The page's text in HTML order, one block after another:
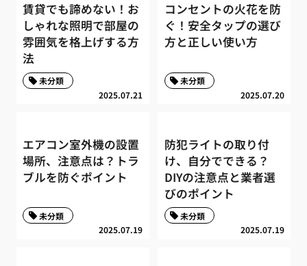
賃貸でも諦めない！お
しゃれな照明で部屋の
雰囲気を格上げする方
法
2025.07.21
未分類
コンセントの火花を防
ぐ！安全タップの選び
方と正しい使い方
2025.07.20
未分類
エアコン室外機の設置
場所、注意点は？トラ
ブルを防ぐポイント
2025.07.19
未分類
防犯ライトの取り付
け、自分でできる？
DIYの注意点と業者選
びのポイント
2025.07.19
未分類